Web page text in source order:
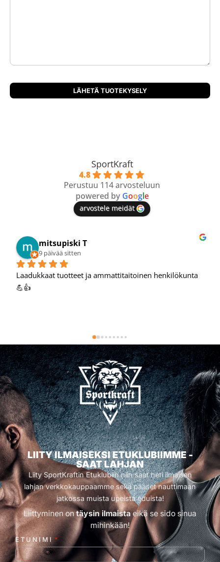
SportKraft
4.8
Perustuu 114 arvosteluun
powered by Google
arvostele meidät
Mikko T.
9 päivää sitten
Hyvä verkkokauppa, oon tehnyt hyviä löytöjä täältä.
LIITY ILMAISEKSI ETUKLUBIIMME -
SAAT LAHJAN
Liity SportKraftin Etuklubiin niin saat heti ilmaisen
lahjan verkkokauppaamme sekä pääset nauttimaan
jatkossa muista upeista eduista!
Liittyminen ontäysin ilmaistaeikä se sido sinua
mihinkään!
ETUNIMI *